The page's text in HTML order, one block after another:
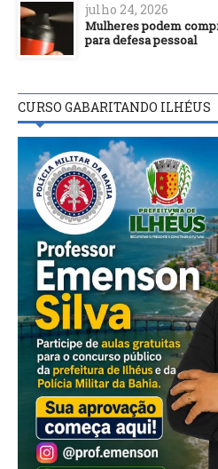
julho 24, 2026
Mulheres podem
para defesa pessoal
CURSO GABARITANDO ILHÉUS